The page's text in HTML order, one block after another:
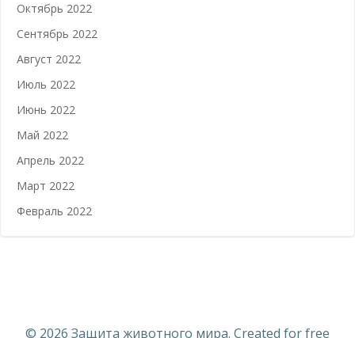
Октябрь 2022
Сентябрь 2022
Август 2022
Июль 2022
Июнь 2022
Май 2022
Апрель 2022
Март 2022
Февраль 2022
© 2026 Защита животного мира. Created for free